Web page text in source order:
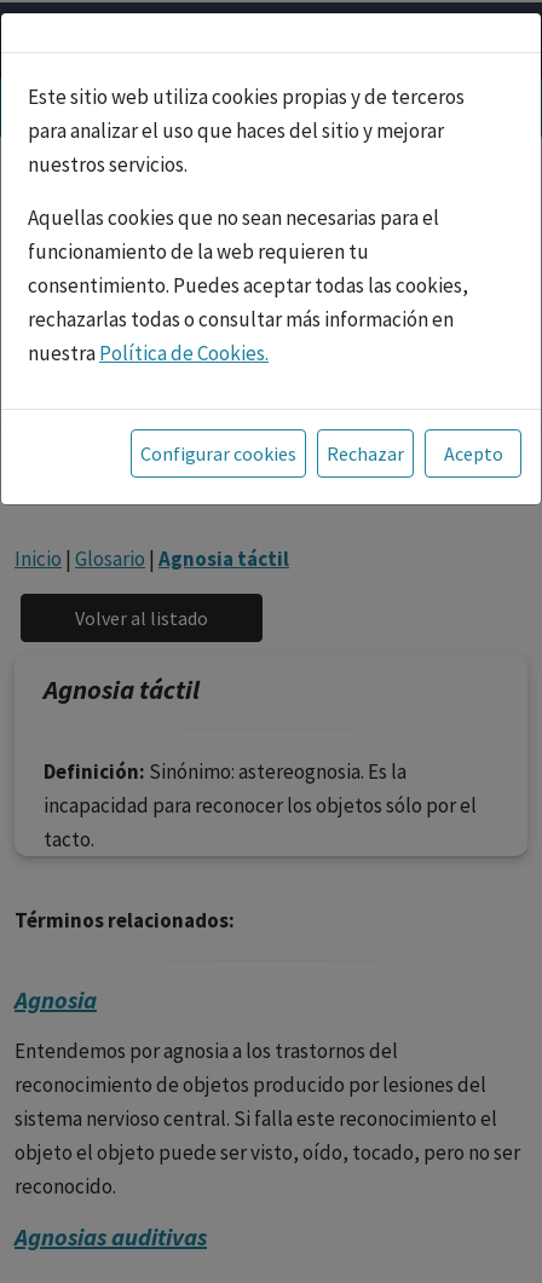
Este sitio web utiliza cookies propias y de terceros
para analizar el uso que haces del sitio y mejorar
nuestros servicios.
Aquellas cookies que no sean necesarias para el
funcionamiento de la web requieren tu
consentimiento. Puedes aceptar todas las cookies,
rechazarlas todas o consultar más información en
nuestraPolítica de Cookies.
Toda la información incluida en la Página Web está
referida a productos del mercado español y, por
tanto, dirigida a profesionales sanitarios legalmente
facultados para prescribir o dispensar medicamentos
con ejercicio profesional. La información técnica de los
fármacos se facilita a título meramente informativo,
siendo responsabilidad de los profesionales
facultados prescribir medicamentos y decidir, en cada
caso concreto, el tratamiento más adecuado a las
necesidades del paciente.
Configurar cookies Rechazar Acepto
Inicio | Glosario | Agnosia táctil
Agnosia táctil
Definición: Sinónimo: astereognosia. Es la
incapacidad para reconocer los objetos sólo por el
tacto.
Términos relacionados:
Agnosia
Entendemos por agnosia a los trastornos del
reconocimiento de objetos producido por lesiones del
sistema nervioso central. Si falla este reconocimiento el
objeto el objeto puede ser visto, oído, tocado, pero no ser
reconocido.
Agnosias auditivas